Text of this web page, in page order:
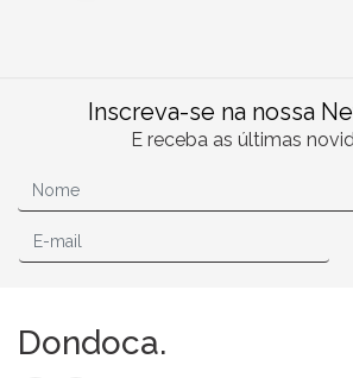
Inscreva-se na nossa
E receba as últimas
Dondoca.